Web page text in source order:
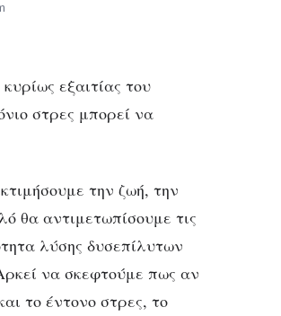
εξαιτίας του
στρες μπορεί να
την ζωή, την
θα αντιμετωπίσουμε τις
λύσης δυσεπίλυτων
να σκεφτούμε πως αν
το έντονο στρες, το